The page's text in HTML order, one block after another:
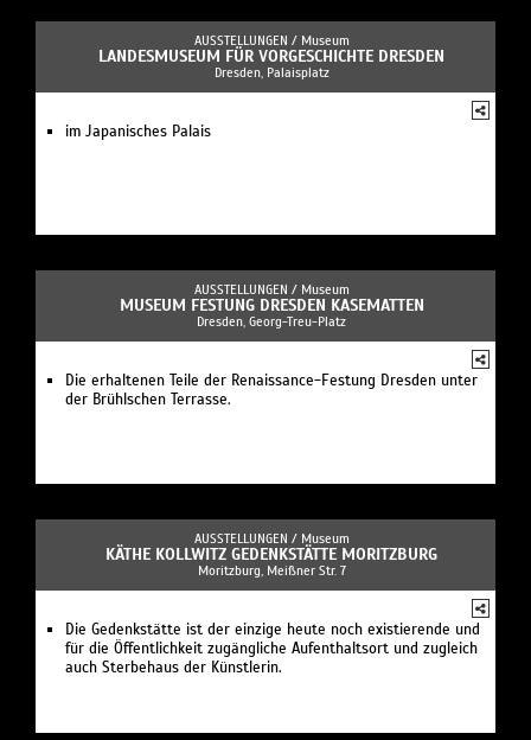
AUSSTELLUNGEN / Museum
LANDESMUSEUM FÜR VORGESCHICHTE DRESDEN
Dresden, Palaisplatz
im Japanisches Palais
AUSSTELLUNGEN / Museum
MUSEUM FESTUNG DRESDEN KASEMATTEN
Dresden, Georg-Treu-Platz
Die erhaltenen Teile der Renaissance-Festung Dresden unter
der Brühlschen Terrasse.
AUSSTELLUNGEN / Museum
KÄTHE KOLLWITZ GEDENKSTÄTTE MORITZBURG
Moritzburg, Meißner Str. 7
Die Gedenkstätte ist der einzige heute noch existierende und
für die Öffentlichkeit zugängliche Aufenthaltsort und zugleich
auch Sterbehaus der Künstlerin.